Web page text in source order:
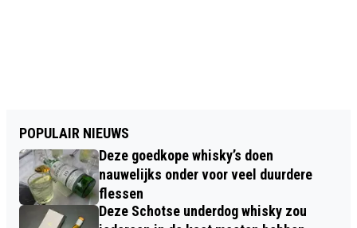
POPULAIR NIEUWS
Deze goedkope whisky’s doen
nauwelijks onder voor veel duurdere
flessen
Deze Schotse underdog whisky zou